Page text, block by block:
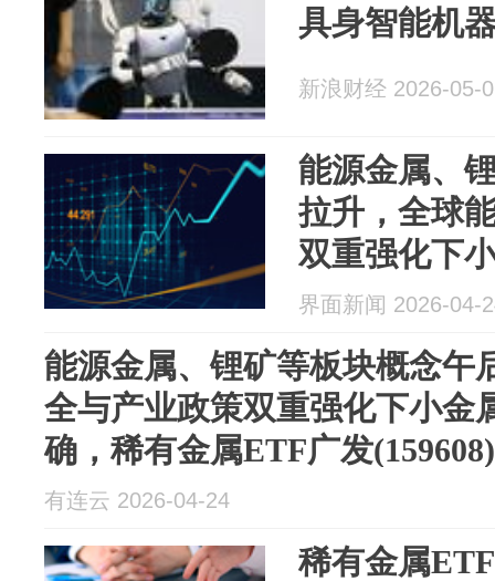
具身智能机
新浪财经 2026-05-
能源金属、
拉升，全球
双重强化下
明确，稀有
界面新闻 2026-04-
能源金属、锂矿等板块概念午
全与产业政策双重强化下小金
确，稀有金属ETF广发
有连云 2026-04-24
稀有金属